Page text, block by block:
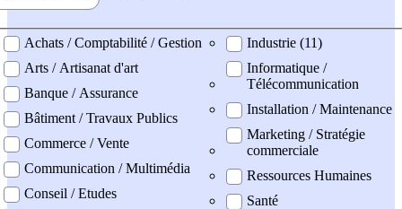
professionel
Achats / Comptabilité / Gestion
Arts / Artisanat d'art
Banque / Assurance
Bâtiment / Travaux Publics
Commerce / Vente
Communication / Multimédia
Conseil / Etudes
Industrie (11)
Informatique /
Télécommunication
Installation / Maintenance
Marketing / Stratégie
commerciale
Ressources Humaines
Santé